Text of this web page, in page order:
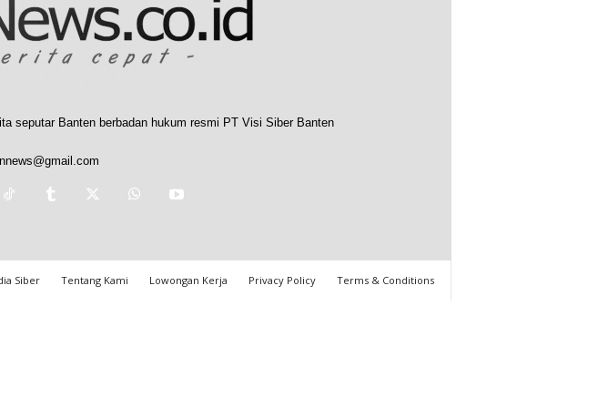
seputar Banten berbadan hukum resmi PT Visi Siber Banten
Siber Tentang Kami Lowongan Kerja Privacy Policy Terms & Conditions